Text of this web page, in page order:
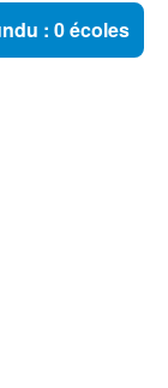
: 0 écoles